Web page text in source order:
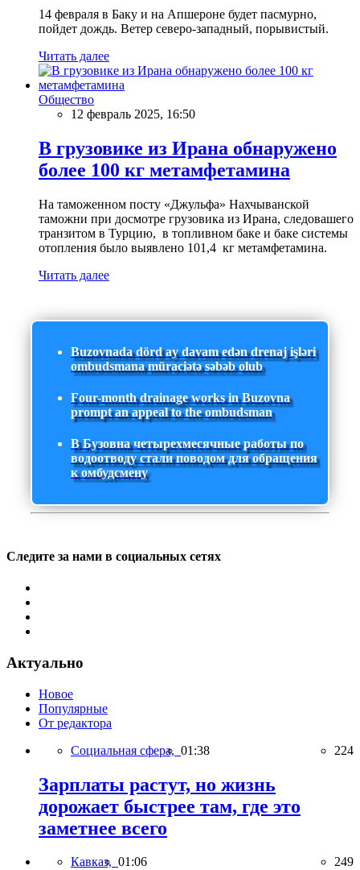
14 февраля в Баку и на Апшероне будет пасмурно,
пойдет дождь. Ветер северо-западный, порывистый.
Читать далее
Общество
12 февраль 2025, 16:50
В грузовике из Ирана обнаружено
более 100 кг метамфетамина
На таможенном посту «Джульфа» Нахчыванской
таможни при досмотре грузовика из Ирана, следовашего
транзитом в Турцию, в топливном баке и баке системы
отопления было выявлено 101,4 кг метамфетамина.
Читать далее
Buzovnada dörd ay davam edən drenaj işləri
ombudsmana müraciətə səbəb olub
Four-month drainage works in Buzovna
prompt an appeal to the ombudsman
В Бузовна четырехмесячные работы по
водоотводу стали поводом для обращения
к омбудсмену
Следите за нами в социальных сетях
Актуально
Новое
Популярные
От редактора
Социальная сфера, 01:38 224
Зарплаты растут, но жизнь
дорожает быстрее там, где это
заметнее всего
Кавказ, 01:06 249